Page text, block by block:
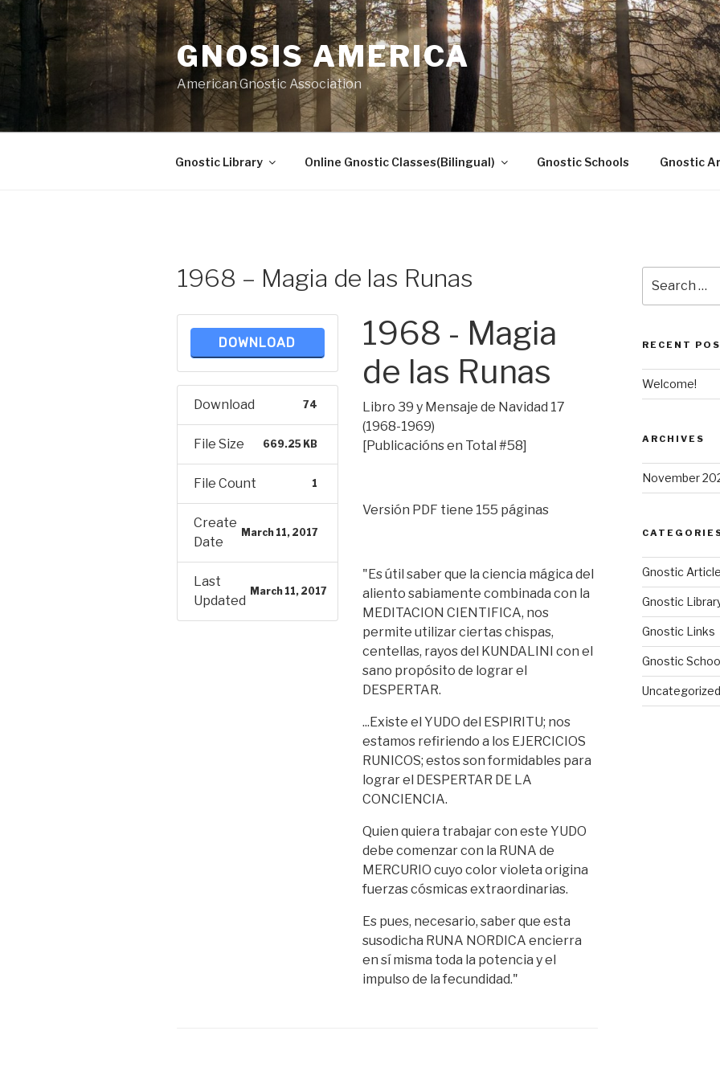
Skip
to
content
GNOSIS AMERICA
American Gnostic Association
Gnostic Library Online Gnostic Classes(Bilingual) Gnostic Schools Gnostic
1968 – Magia de las Runas
DOWNLOAD
Download 74
File Size 669.25 KB
File Count 1
Create
Date
March 11, 2017
Last
Updated
March 11, 2017
1968 - Magia
de las Runas
Libro 39 y Mensaje de Navidad 17
(1968-1969)
[Publicacións en Total #58]
Versión PDF tiene 155 páginas
"Es útil saber que la ciencia mágica del
aliento sabiamente combinada con la
MEDITACION CIENTIFICA, nos
permite utilizar ciertas chispas,
centellas, rayos del KUNDALINI con el
sano propósito de lograr el
DESPERTAR.
...Existe el YUDO del ESPIRITU; nos
estamos refiriendo a los EJERCICIOS
RUNICOS; estos son formidables para
lograr el DESPERTAR DE LA
CONCIENCIA.
Quien quiera trabajar con este YUDO
debe comenzar con la RUNA de
MERCURIO cuyo color violeta origina
fuerzas cósmicas extraordinarias.
Es pues, necesario, saber que esta
susodicha RUNA NORDICA encierra
en sí misma toda la potencia y el
impulso de la fecundidad."
for:
RECENT
Welcome!
ARCHIVES
November
Gnostic
Gnostic
Gnostic Links
Gnostic
Uncategorized